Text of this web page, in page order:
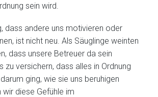
sein wird.
dass andere uns motivieren oder
ist nicht neu. Als Säuglinge weinten
dass unsere Betreuer da sein
zu versichern, dass alles in Ordnung
ging, wie sie uns beruhigen
wir diese Gefühle im